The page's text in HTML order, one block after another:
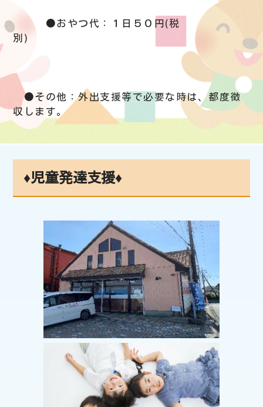
●おやつ代：１日５０円(税
別)
●その他：外出支援等で必要な時は、都度徴
収します。
♦児童発達支援♦